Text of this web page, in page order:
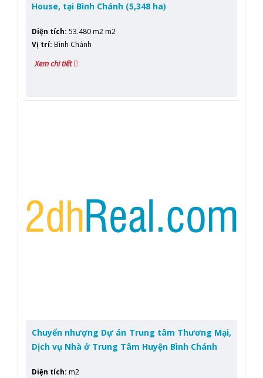
House, tại Bình Chánh (5,348 ha)
Diện tích: 53.480 m2 m2
Vị trí: Bình Chánh
Xem chi tiết
Chuyển nhượng Dự án Trung tâm Thương Mại,
Dịch vụ Nhà ở Trung Tâm Huyện Bình Chánh
Diện tích: m2